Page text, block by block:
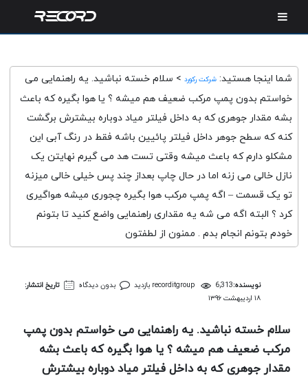
شما اینجا هستید: شرکت رکورد > سلام خسته نباشید. یه راهنمایی می
خواستم بدون پمپ مرکب ضعیف هم میشه ؟ یا هوا بگیره که باعث
بشه مقدار جوهری که به داخل فیلتر میاد دوباره بیشترش برگشت
کنه که سطح جوهر داخل فیلتر پائیین باشه فقط در رنگ آبی این
مشکلو دارم که باعث میشه وقتی تست هد می گیرم نهایتن یک
نازل خالی می زنه اما در حال چاپ بعداز چند پس خیلی خالی میزنه
تو یک قسمت – اگه پمپ مرکب هوا بگیره چجوری میشه هواگیری
کرد ؟ البته اگه می شه یه مقداری راهنمایی واضع کنید تا بتونم
خودم بتونم انجام بدم . ممنون از لطفتون
نویسنده: recorditgroup 6,313 بازدید بدون دیدگاه
تاریخ انتشار:
۱۸ اردیبهشت ۱۳۹۶
سلام خسته نباشید. یه راهنمایی می خواستم بدون پمپ
مرکب ضعیف هم میشه ؟ یا هوا بگیره که باعث بشه
مقدار جوهری که به داخل فیلتر میاد دوباره بیشترش